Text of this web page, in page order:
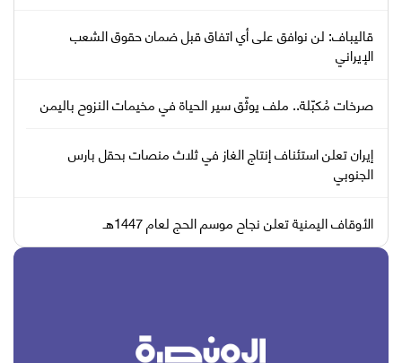
قاليباف: لن نوافق على أي اتفاق قبل ضمان حقوق الشعب
الإيراني
صرخات مُكبّلة.. ملف يوثّق سير الحياة في مخيمات النزوح باليمن
إيران تعلن استئناف إنتاج الغاز في ثلاث منصات بحقل بارس
الجنوبي
الأوقاف اليمنية تعلن نجاح موسم الحج لعام 1447هـ